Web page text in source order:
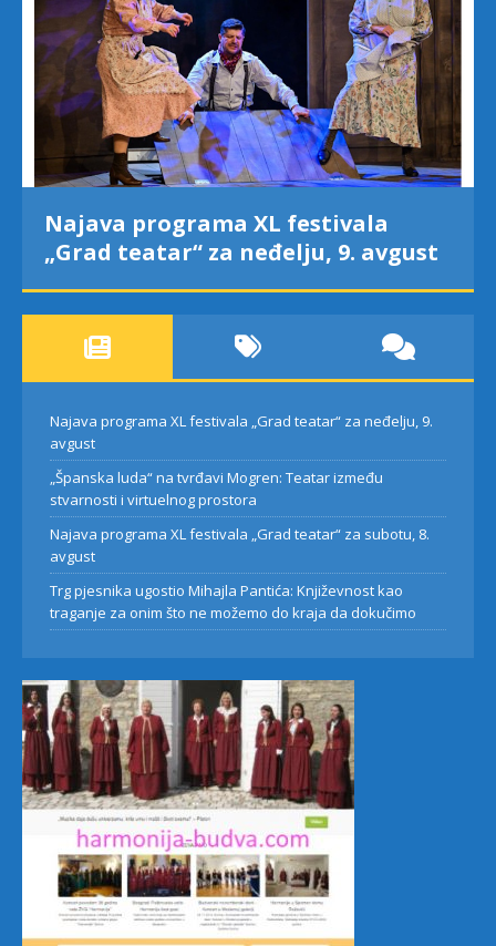
Najava programa XL festivala
„Grad teatar“ za neđelju, 9. avgust
Najava programa XL festivala „Grad teatar“ za neđelju, 9.
avgust
„Španska luda“ na tvrđavi Mogren: Teatar između
stvarnosti i virtuelnog prostora
Najava programa XL festivala „Grad teatar“ za subotu, 8.
avgust
Trg pjesnika ugostio Mihajla Pantića: Književnost kao
traganje za onim što ne možemo do kraja da dokučimo